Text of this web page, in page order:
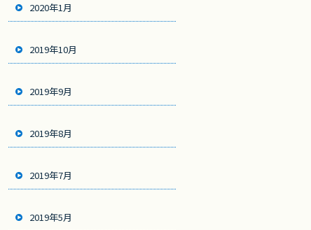
2020年1月
2019年10月
2019年9月
2019年8月
2019年7月
2019年5月